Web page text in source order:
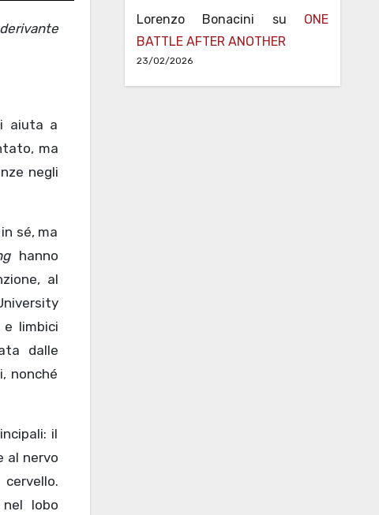
aiuta a
ma
negli
sé, ma
hanno
al
limbici
dalle
nonché
il
al nervo
lobo
Lorenzo Bonacini su ONE
BATTLE AFTER ANOTHER
23/02/2026